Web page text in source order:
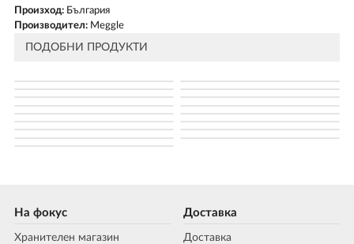
Произход:България
Производител:Meggle
ПОДОБНИ ПРОДУКТИ
На фокус
Хранителен магазин
Доставка
Доставка